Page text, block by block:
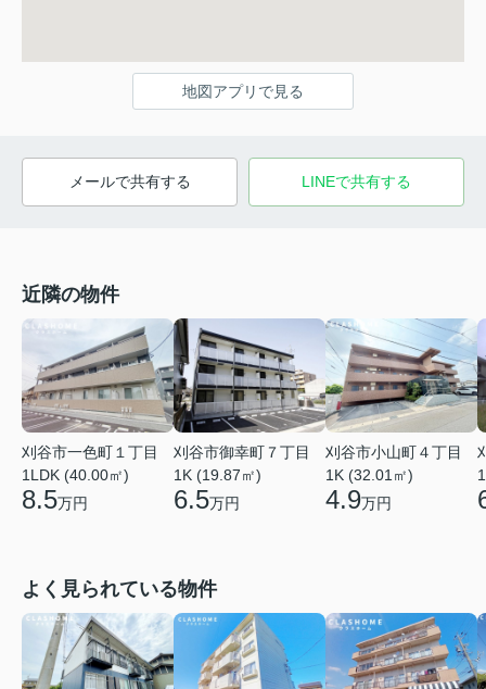
地図アプリで見る
メールで共有する LINEで共有する
近隣の物件
刈谷市一色町１丁目
1LDK (40.00㎡)
8.5万円
刈谷市御幸町７丁目
1K (19.87㎡)
6.5万円
刈谷市小山町４丁目
1K (32.01㎡)
4.9万円
よく見られている物件